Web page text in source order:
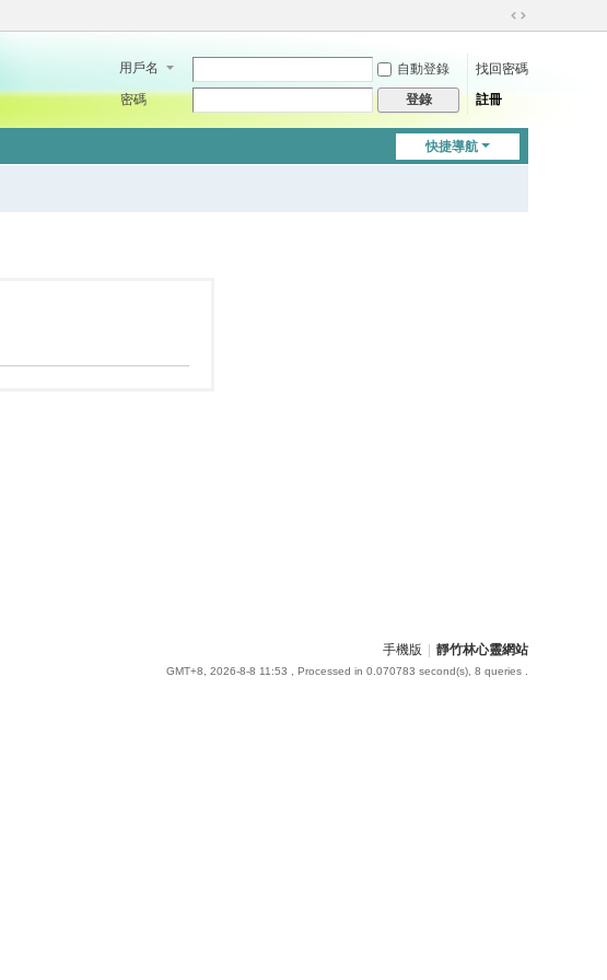
切
到
用戶名 自動登錄
找回密碼
密碼
登錄 註冊
快捷導航
手機版 靜竹林心靈網站
GMT+8, 2026-8-8 11:53 , Processed in 0.070783 second(s), 8 queries .